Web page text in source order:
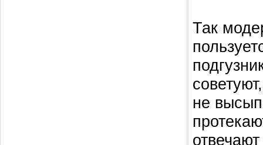
Так
не